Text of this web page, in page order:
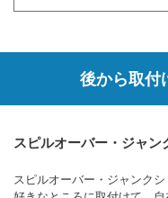
後から取付
スピルオーバー・ジャン
スピルオーバー・ジャンク